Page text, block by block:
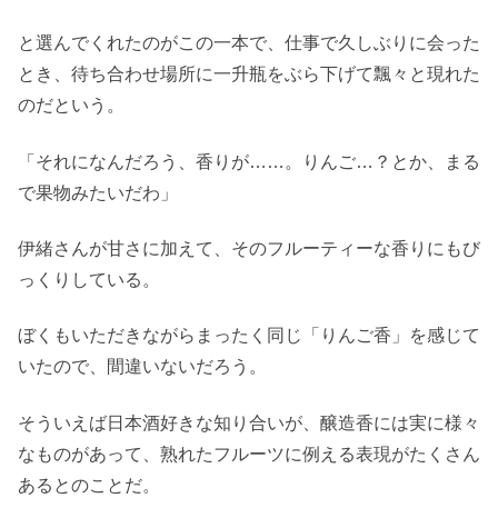
と選んでくれたのがこの一本で、仕事で久しぶりに会った
とき、待ち合わせ場所に一升瓶をぶら下げて飄々と現れた
のだという。
「それになんだろう、香りが……。りんご…？とか、まる
で果物みたいだわ」
伊緒さんが甘さに加えて、そのフルーティーな香りにもび
っくりしている。
ぼくもいただきながらまったく同じ「りんご香」を感じて
いたので、間違いないだろう。
そういえば日本酒好きな知り合いが、醸造香には実に様々
なものがあって、熟れたフルーツに例える表現がたくさん
あるとのことだ。